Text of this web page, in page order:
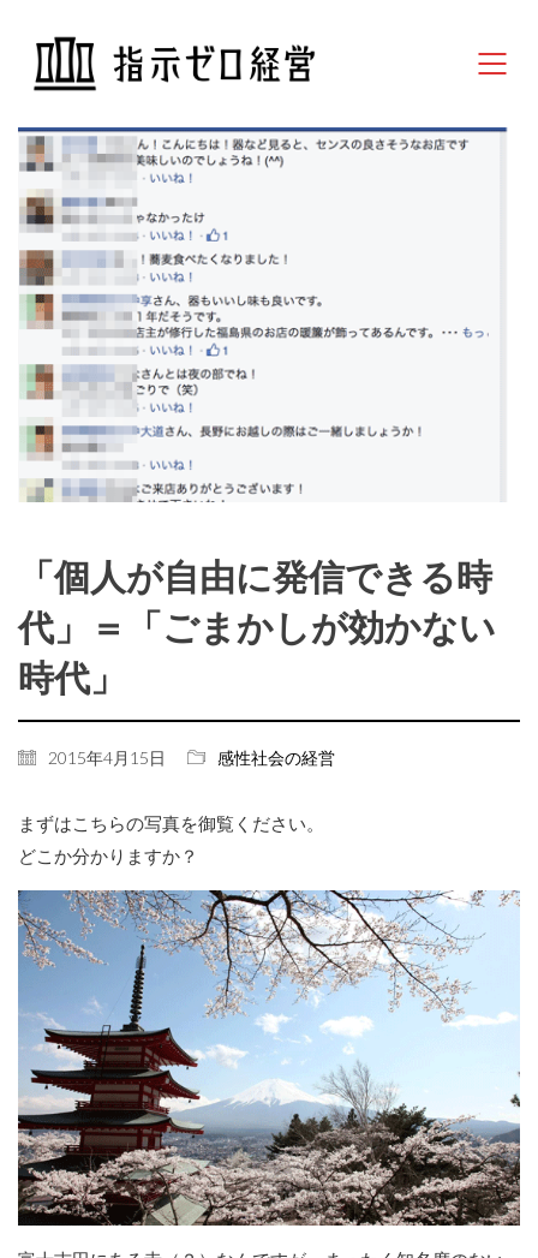
「個人が自由に発信できる時
代」＝「ごまかしが効かない
時代」
2015年4月15日 感性社会の経営
まずはこちらの写真を御覧ください。
どこか分かりますか？